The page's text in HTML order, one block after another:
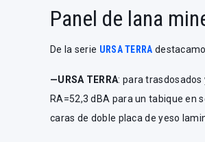
Panel de lana
De la serie URSA TERRA
—URSA TERRA: para trasdosados
RA=52,3 dBA para un tabique en
caras de doble placa de yeso